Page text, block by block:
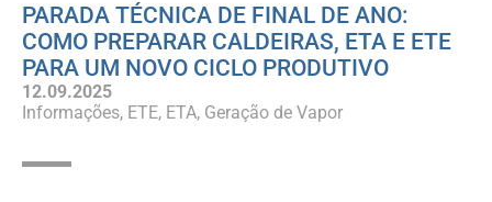
PARADA TÉCNICA DE FINAL DE ANO:
COMO PREPARAR CALDEIRAS, ETA E ETE
PARA UM NOVO CICLO PRODUTIVO
12.09.2025
Informações ETE ETA Geração de Vapor